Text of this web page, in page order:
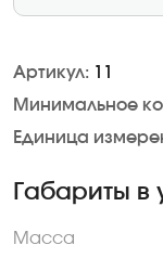
Артикул: 11
Минимальное
Единица
Габариты в
Масса